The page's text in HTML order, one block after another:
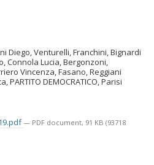
Diego, Venturelli, Franchini, Bignardi
Connola Lucia, Bergonzoni,
Vincenza, Fasano, Reggiani
PARTITO DEMOCRATICO, Parisi
— PDF document, 91 KB (93718